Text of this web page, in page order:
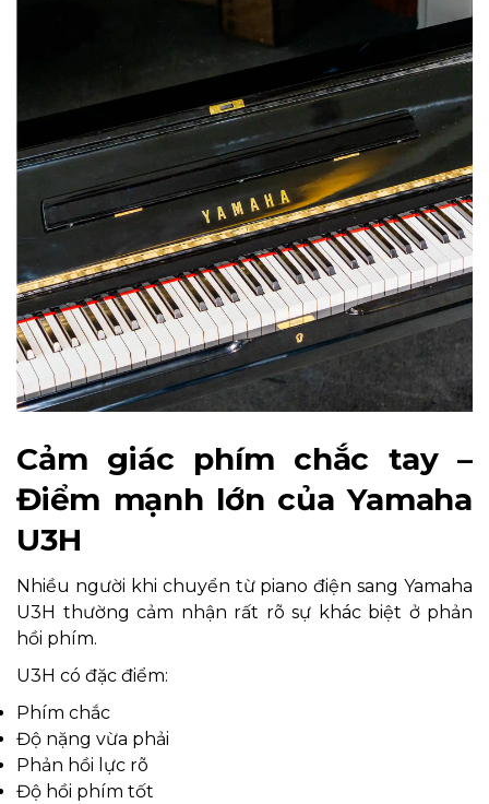
Cảm giác phím chắc tay –
Điểm mạnh lớn của Yamaha
U3H
Nhiều người khi chuyển từ piano điện sang Yamaha
U3H thường cảm nhận rất rõ sự khác biệt ở phản
hồi phím.
U3H có đặc điểm:
Phím chắc
Độ nặng vừa phải
Phản hồi lực rõ
Độ hồi phím tốt